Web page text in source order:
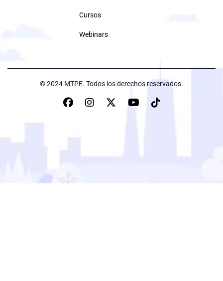
Cursos
Webinars
© 2024 MTPE. Todos los derechos reservados.